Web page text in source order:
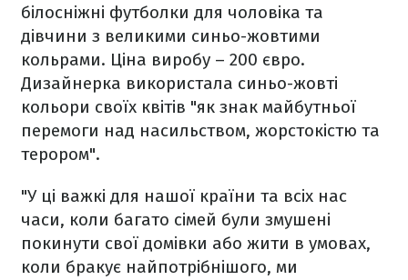
білосніжні футболки для чоловіка та
дівчини з великими синьо-жовтими
кольрами. Ціна виробу – 200 євро.
Дизайнерка використала синьо-жовті
кольори своїх квітів "як знак майбутньої
перемоги над насильством, жорстокістю та
терором".
"У ці важкі для нашої країни та всіх нас
часи, коли багато сімей були змушені
покинути свої домівки або жити в умовах,
коли бракує найпотрібнішого, ми